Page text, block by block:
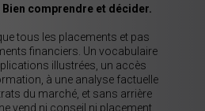
comprendre et décider.
tous les placements et pas
financiers. Un vocabulaire
illustrées, un accès
à une analyse factuelle
du marché, et sans arrière
vend ni conseil ni placement.